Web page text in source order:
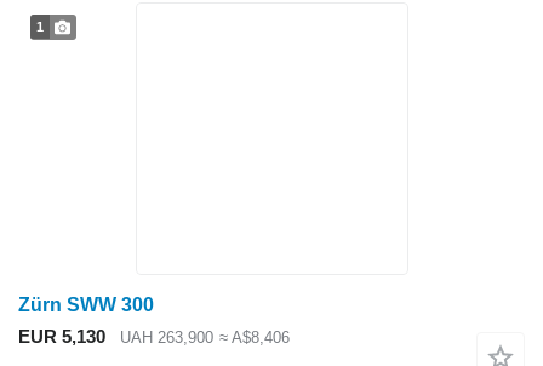
1
Zürn SWW 300
EUR 5,130
UAH 263,900 ≈ A$8,406